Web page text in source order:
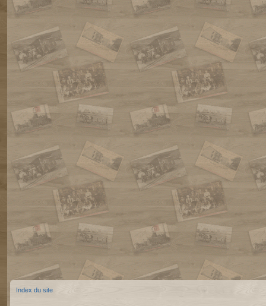
Index du site